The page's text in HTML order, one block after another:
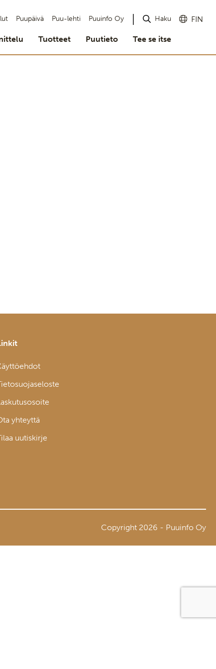
Puupäivä Puu-lehti Puuinfo Oy Haku FIN
Tuotteet Puutieto Tee se itse
yhteyttä
uutiskirje
Copyright 2026 - Puuinfo Oy